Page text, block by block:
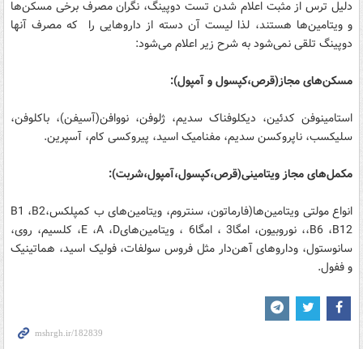
دلیل ترس از مثبت اعلام شدن تست دوپینگ، نگران مصرف برخی مسکن‌ها
و ویتامین‌ها هستند، لذا لیست آن دسته از داروهایی را که مصرف آنها
دوپینگ تلقی نمی‌شود به شرح زیر اعلام می‌شود:
مسکن‌های مجاز(قرص،کپسول و آمپول):
استامینوفن کدئین، دیکلوفناک سدیم، ژلوفن، نووافن(آسیفن)، باکلوفن،
سلیکسب، ناپروکسن سدیم، مفنامیک اسید، پیروکسی کام، آسپرین.
مکمل‌های مجاز ویتامینی(قرص،کپسول،آمپول،شربت):
انواع مولتی ویتامین‌ها(فارماتون، سنتروم، ویتامین‌های ب کمپلکس،B1 ،B2
،B6 ،B12، نوروبیون، امگا3 ، امگا6 ، ویتامین‌هایE ،A ،D، کلسیم، روی،
سانوستول، وداروهای آهن‌دار مثل فروس سولفات، فولیک اسید، هماتینیک
و ففول.